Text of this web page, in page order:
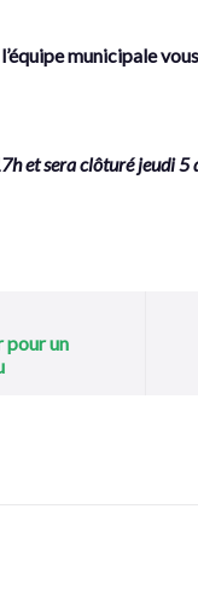
l’équipe municipale
et sera clôturé jeudi 5
pour un